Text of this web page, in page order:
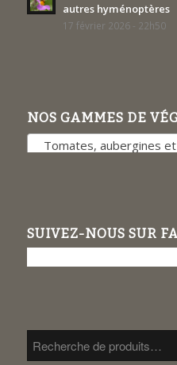
autres hyménoptères
17 février 2026 - 22h50
NOS GAMMES DE
Tomates, aubergines et
SUIVEZ-NOUS SUR